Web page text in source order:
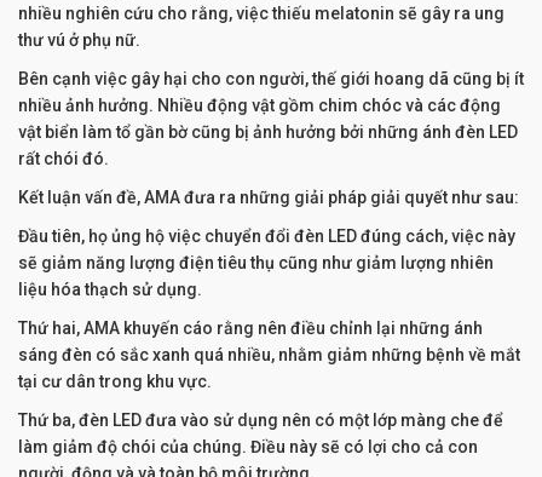
nhiều nghiên cứu cho rằng, việc thiếu melatonin sẽ gây ra ung
thư vú ở phụ nữ.
Bên cạnh việc gây hại cho con người, thế giới hoang dã cũng bị ít
nhiều ảnh hưởng. Nhiều động vật gồm chim chóc và các động
vật biển làm tổ gần bờ cũng bị ảnh hưởng bởi những ánh đèn LED
rất chói đó.
Kết luận vấn đề, AMA đưa ra những giải pháp giải quyết như sau:
Đầu tiên, họ ủng hộ việc chuyển đổi đèn LED đúng cách, việc này
sẽ giảm năng lượng điện tiêu thụ cũng như giảm lượng nhiên
liệu hóa thạch sử dụng.
Thứ hai, AMA khuyến cáo rằng nên điều chỉnh lại những ánh
sáng đèn có sắc xanh quá nhiều, nhằm giảm những bệnh về mắt
tại cư dân trong khu vực.
Thứ ba, đèn LED đưa vào sử dụng nên có một lớp màng che để
làm giảm độ chói của chúng. Điều này sẽ có lợi cho cả con